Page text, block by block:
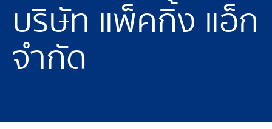
บริษัท แพ็คกิ้ง แอ็ก
จำกัด